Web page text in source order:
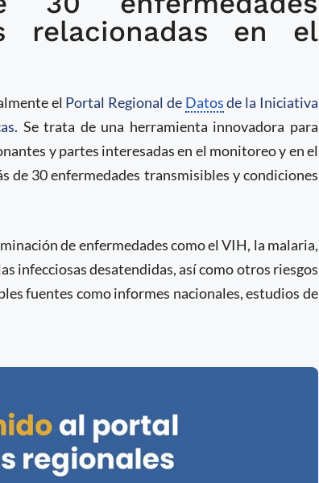
relacionadas en el
el Portal Regional de Datosde la Iniciativa
. Se trata de una herramienta innovadora para
y partes interesadas en el monitoreo y en el
de 30 enfermedades transmisibles y condiciones
de enfermedades como el VIH, la malaria,
infecciosas desatendidas, así como otros riesgos
fuentes como informes nacionales, estudios de